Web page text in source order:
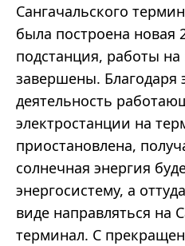
Сангачальского
была построена новая
подстанция, работы
завершены. Благодаря
деятельность
электростанции на
приостановлена,
солнечная энергия
энергосистему, а
виде направляться на
терминал. С